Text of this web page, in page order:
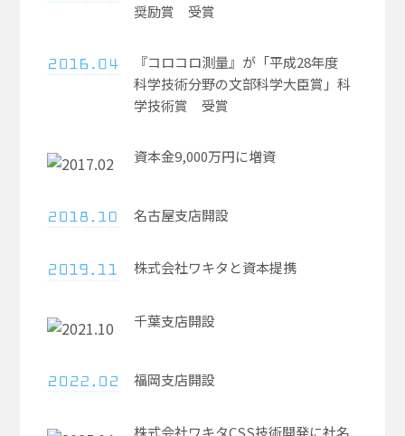
奨励賞 受賞​
『コロコロ測量』が「平成28年度
科学技術分野の文部科学大臣賞」科
学技術賞 受賞​
資本金9,000万円に増資​
名古屋支店開設​
株式会社ワキタと資本提携​
千葉支店開設
福岡支店開設
株式会社ワキタCSS技術開発に社名